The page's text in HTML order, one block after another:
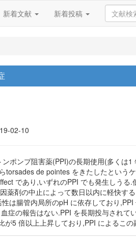
新着文献 新着投稿
02-10
ポンプ阻害薬(PPI)の長期使用(多くは
torsades de pointes をきたしたという
であり,いずれのPPI でも発生しう
薬剤の中止によって数日以内に軽快す
腸管内局所のpH に依存しており
症の報告はない.PPI を長期投与され
5 倍以上上昇しており,PPI によるこ